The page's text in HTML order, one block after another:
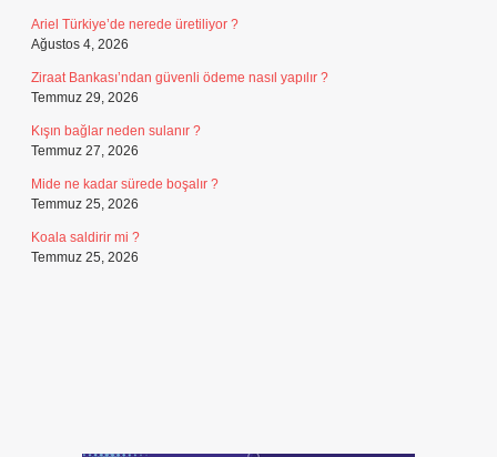
Ariel Türkiye’de nerede üretiliyor ?
Ağustos 4, 2026
Ziraat Bankası’ndan güvenli ödeme nasıl yapılır ?
Temmuz 29, 2026
Kışın bağlar neden sulanır ?
Temmuz 27, 2026
Mide ne kadar sürede boşalır ?
Temmuz 25, 2026
Koala saldirir mi ?
Temmuz 25, 2026